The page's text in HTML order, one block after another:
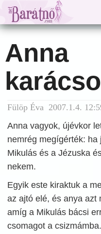
Anna
Fülöp Éva 2007.1.4.
Anna vagyok, újévkor
nemrég megígérték:
Mikulás és a Jézuska
nekem.
Egyik este kiraktuk a
az ajtó elé, és anya azt
amíg a Mikulás bácsi
csomagot a